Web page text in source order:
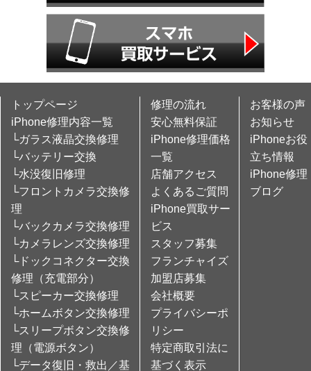
トップページ
iPhone修理内容一覧
└ガラス液晶交換修理
└バッテリー交換
└水没復旧修理
└フロントカメラ交換修
理
└バックカメラ交換修理
└カメラレンズ交換修理
└ドックコネクター交換
修理（充電部分）
└スピーカー交換修理
└ホームボタン交換修理
└スリープボタン交換修
理（電源ボタン）
└データ復旧・救出／基
修理の流れ
安心無料保証
iPhone修理価格
一覧
店舗アクセス
よくあるご質問
iPhone買取サー
ビス
スタッフ募集
フランチャイズ
加盟店募集
会社概要
プライバシーポ
リシー
特定商取引法に
基づく表示
お客様の声
お知らせ
iPhoneお役
立ち情報
iPhone修理
ブログ